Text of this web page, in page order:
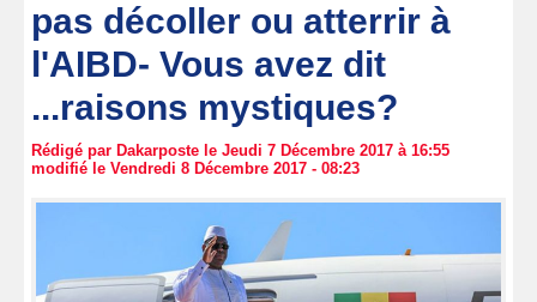
pas décoller ou atterrir à
l'AIBD- Vous avez dit
...raisons mystiques?
Rédigé par Dakarposte le Jeudi 7 Décembre 2017 à 16:55
modifié le Vendredi 8 Décembre 2017 - 08:23